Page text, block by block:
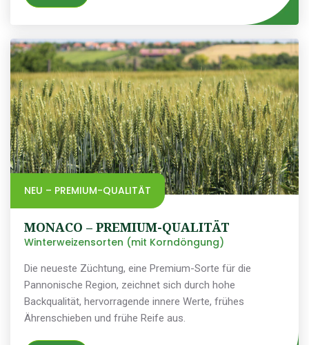
NEU – PREMIUM-QUALITÄT
MONACO – PREMIUM-QUALITÄT
Winterweizensorten (mit Korndöngung)
Die neueste Züchtung, eine Premium-Sorte für die
Pannonische Region, zeichnet sich durch hohe
Backqualität, hervorragende innere Werte, frühes
Ährenschieben und frühe Reife aus.